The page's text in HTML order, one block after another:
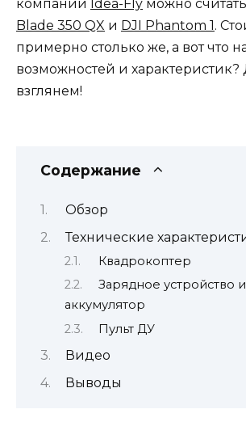
компании Idea-Fly можно
Blade 350 QX и DJI Phantom 1 .
примерно столько же, а вот что
возможностей и характеристик?
взглянем!
Содержание
Обзор
Технические
Квадрокоптер
Зарядное устройство и
аккумулятор
Пульт ДУ
Видео
Выводы